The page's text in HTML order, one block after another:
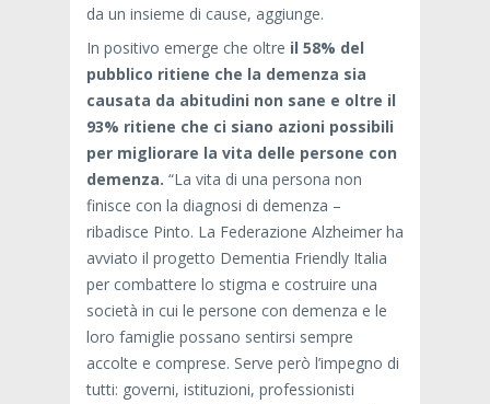
da un insieme di cause, aggiunge.
In positivo emerge che oltre il 58% del
pubblico ritiene che la demenza sia
causata da abitudini non sane e oltre il
93% ritiene che ci siano azioni possibili
per migliorare la vita delle persone con
demenza. “La vita di una persona non
finisce con la diagnosi di demenza –
ribadisce Pinto. La Federazione Alzheimer ha
avviato il progetto Dementia Friendly Italia
per combattere lo stigma e costruire una
società in cui le persone con demenza e le
loro famiglie possano sentirsi sempre
accolte e comprese. Serve però l’impegno di
tutti: governi, istituzioni, professionisti